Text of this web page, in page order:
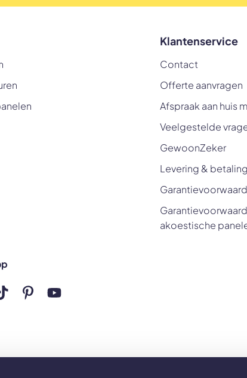
Klantenservice
Contact
Offerte aanvragen
Afspraak aan huis
Veelgestelde
GewoonZeker
Levering & betaling
akoestische
Facebook
op Instagram
Volg ons op TikTok
Volg ons op Pinterest
Volg ons op YouTube